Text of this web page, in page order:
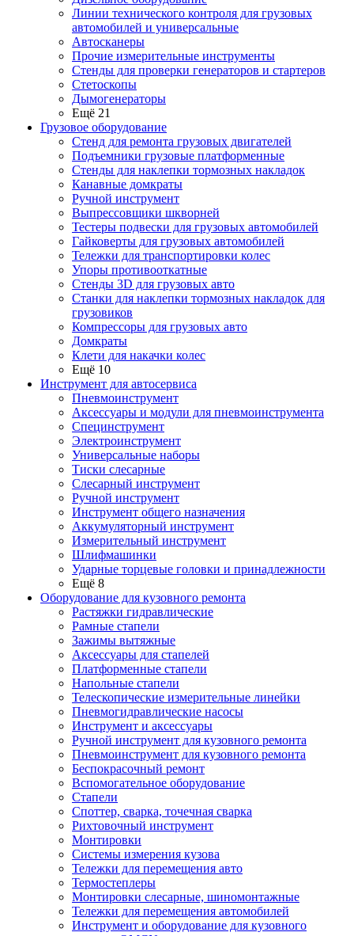
Линии технического контроля для грузовых
автомобилей и универсальные
Автосканеры
Прочие измерительные инструменты
Стенды для проверки генераторов и стартеров
Стетоскопы
Дымогенераторы
Ещё 21
Грузовое оборудование
Стенд для ремонта грузовых двигателей
Подъемники грузовые платформенные
Стенды для наклепки тормозных накладок
Канавные домкраты
Ручной инструмент
Выпрессовщики шкворней
Тестеры подвески для грузовых автомобилей
Гайковерты для грузовых автомобилей
Тележки для транспортировки колес
Упоры противооткатные
Стенды 3D для грузовых авто
Станки для наклепки тормозных накладок для
грузовиков
Компрессоры для грузовых авто
Домкраты
Клети для накачки колес
Ещё 10
Инструмент для автосервиса
Пневмоинструмент
Аксессуары и модули для пневмоинструмента
Специнструмент
Электроинструмент
Универсальные наборы
Тиски слесарные
Слесарный инструмент
Ручной инструмент
Инструмент общего назначения
Аккумуляторный инструмент
Измерительный инструмент
Шлифмашинки
Ударные торцевые головки и принадлежности
Ещё 8
Оборудование для кузовного ремонта
Растяжки гидравлические
Рамные стапели
Зажимы вытяжные
Аксессуары для стапелей
Платформенные стапели
Напольные стапели
Телескопические измерительные линейки
Пневмогидравлические насосы
Инструмент и аксессуары
Ручной инструмент для кузовного ремонта
Пневмоинструмент для кузовного ремонта
Беспокрасочный ремонт
Вспомогательное оборудование
Стапели
Споттер, сварка, точечная сварка
Рихтовочный инструмент
Монтировки
Системы измерения кузова
Тележки для перемещения авто
Термостеплеры
Монтировки слесарные, шиномонтажные
Тележки для перемещения автомобилей
Инструмент и оборудование для кузовного